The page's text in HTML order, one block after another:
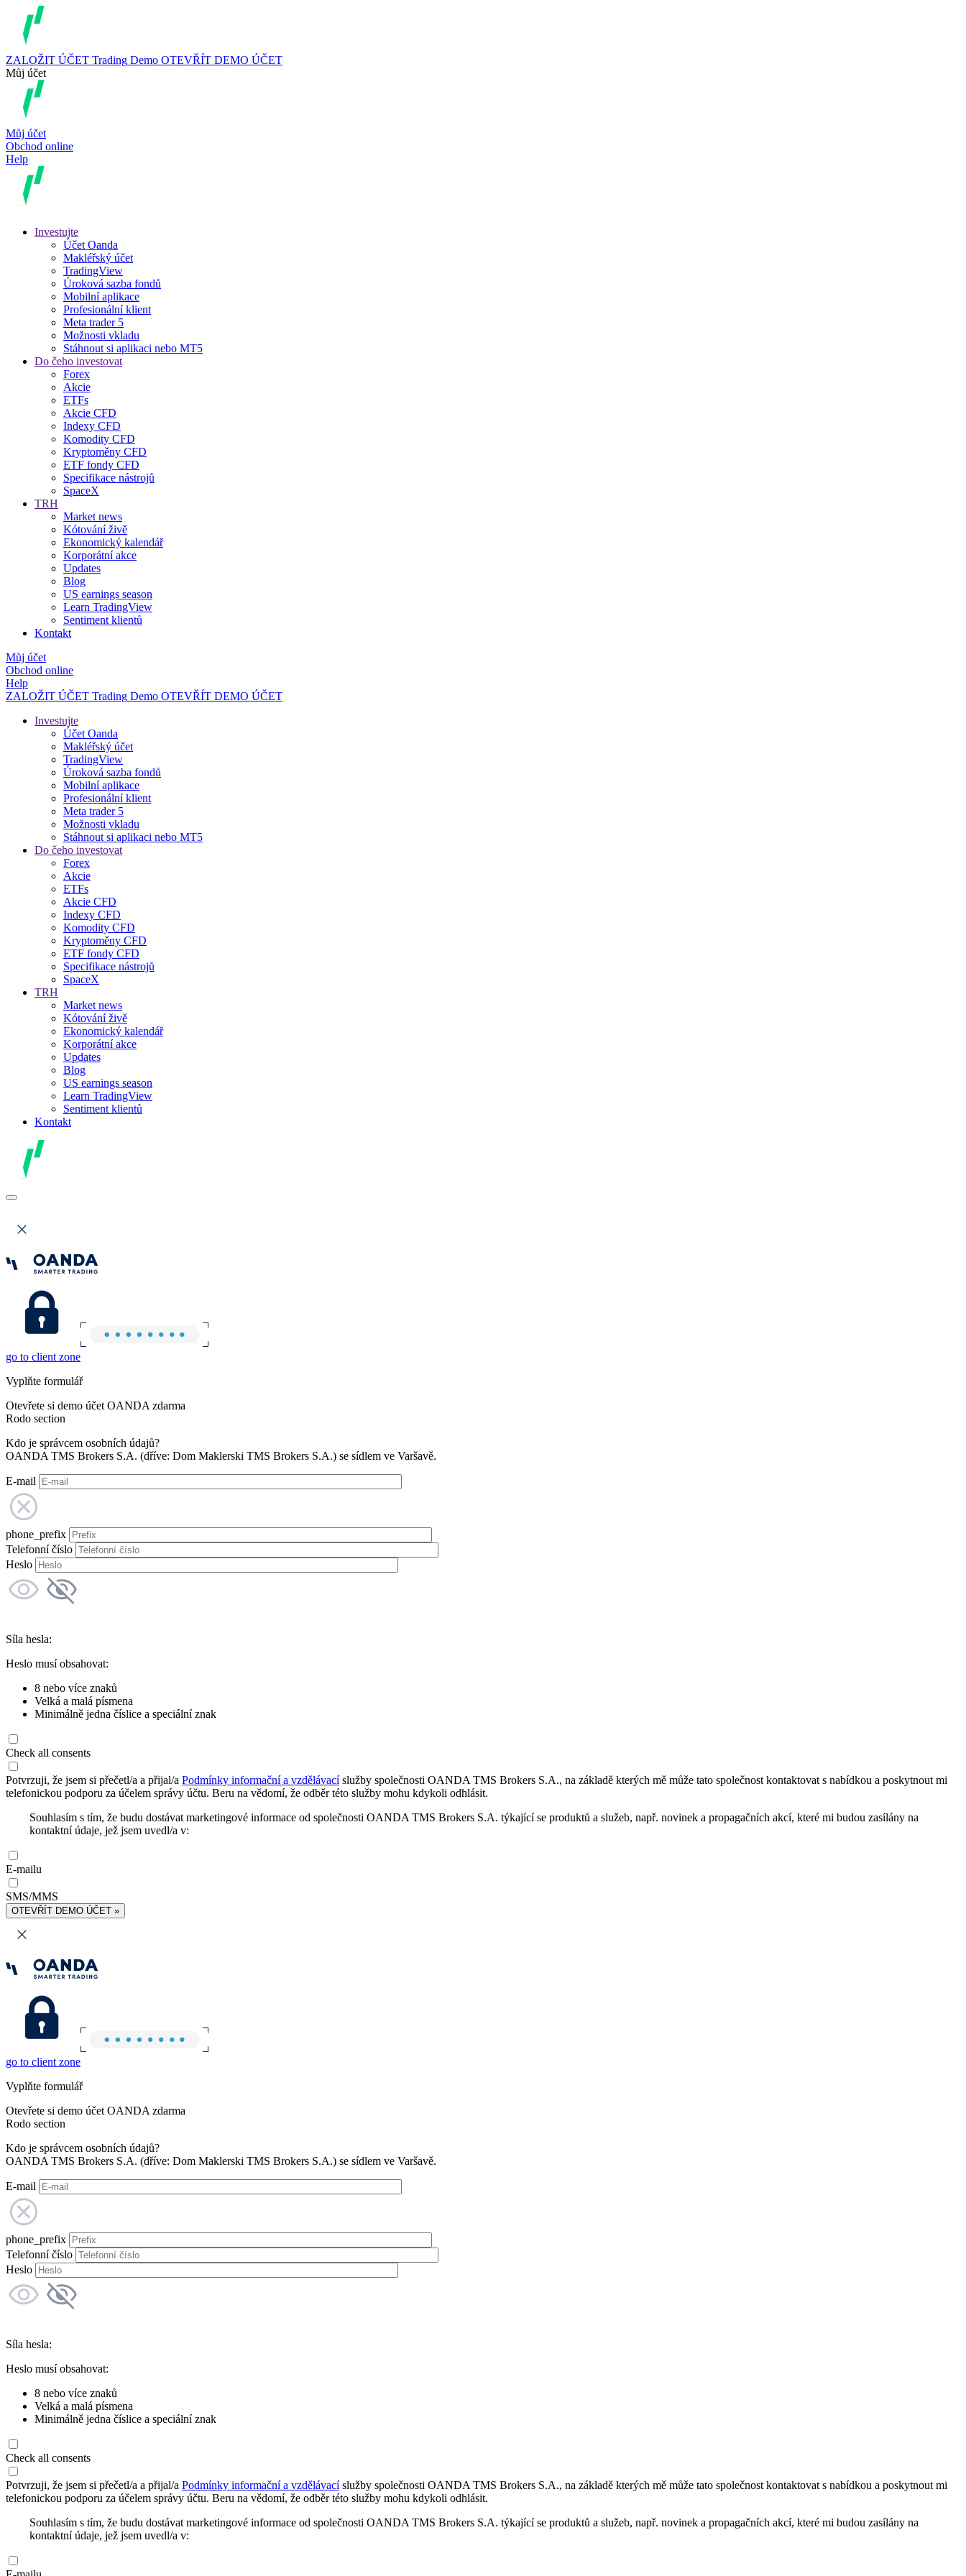
ZALOŽIT ÚČET Trading Demo OTEVŘÍT DEMO ÚČET
Můj účet
Můj účet
Obchod online
Help
Investujte
Účet Oanda
Makléřský účet
TradingView
Úroková sazba fondů
Mobilní aplikace
Profesionální klient
Meta trader 5
Možnosti vkladu
Stáhnout si aplikaci nebo MT5
Do čeho investovat
Forex
Akcie
ETFs
Akcie CFD
Indexy CFD
Komodity CFD
Kryptoměny CFD
ETF fondy CFD
Specifikace nástrojů
SpaceX
TRH
Market news
Kótování živě
Ekonomický kalendář
Korporátní akce
Updates
Blog
US earnings season
Learn TradingView
Sentiment klientů
Kontakt
Můj účet
Obchod online
Help
ZALOŽIT ÚČET Trading Demo OTEVŘÍT DEMO ÚČET
Investujte
Účet Oanda
Makléřský účet
TradingView
Úroková sazba fondů
Mobilní aplikace
Profesionální klient
Meta trader 5
Možnosti vkladu
Stáhnout si aplikaci nebo MT5
Do čeho investovat
Forex
Akcie
ETFs
Akcie CFD
Indexy CFD
Komodity CFD
Kryptoměny CFD
ETF fondy CFD
Specifikace nástrojů
SpaceX
TRH
Market news
Kótování živě
Ekonomický kalendář
Korporátní akce
Updates
Blog
US earnings season
Learn TradingView
Sentiment klientů
Kontakt
go to client zone
Vyplňte formulář
Otevřete si demo účet OANDA zdarma
Rodo section
Kdo je správcem osobních údajů?
OANDA TMS Brokers S.A. (dříve: Dom Maklerski TMS Brokers S.A.) se sídlem ve Varšavě.
E-mail
phone_prefix
Telefonní číslo
Heslo
Síla hesla:
Heslo musí obsahovat:
8 nebo více znaků
Velká a malá písmena
Minimálně jedna číslice a speciální znak
Check all consents
Potvrzuji, že jsem si přečetl/a a přijal/a Podmínky informační a vzdělávacíslužby společnosti OANDA TMS Brokers S.A., na základě kterých mě může tato společnost kontaktovat s nabídkou a poskytnout mi
telefonickou podporu za účelem správy účtu. Beru na vědomí, že odběr této služby mohu kdykoli odhlásit.
Souhlasím s tím, že budu dostávat marketingové informace od společnosti OANDA TMS Brokers S.A. týkající se produktů a služeb, např. novinek a propagačních akcí, které mi budou zasílány na
kontaktní údaje, jež jsem uvedl/a v:
E-mailu
SMS/MMS
OTEVŘÍT DEMO ÚČET »
go to client zone
Vyplňte formulář
Otevřete si demo účet OANDA zdarma
Rodo section
Kdo je správcem osobních údajů?
OANDA TMS Brokers S.A. (dříve: Dom Maklerski TMS Brokers S.A.) se sídlem ve Varšavě.
E-mail
phone_prefix
Telefonní číslo
Heslo
Síla hesla:
Heslo musí obsahovat:
8 nebo více znaků
Velká a malá písmena
Minimálně jedna číslice a speciální znak
Check all consents
Potvrzuji, že jsem si přečetl/a a přijal/a Podmínky informační a vzdělávacíslužby společnosti OANDA TMS Brokers S.A., na základě kterých mě může tato společnost kontaktovat s nabídkou a poskytnout mi
telefonickou podporu za účelem správy účtu. Beru na vědomí, že odběr této služby mohu kdykoli odhlásit.
Souhlasím s tím, že budu dostávat marketingové informace od společnosti OANDA TMS Brokers S.A. týkající se produktů a služeb, např. novinek a propagačních akcí, které mi budou zasílány na
kontaktní údaje, jež jsem uvedl/a v: